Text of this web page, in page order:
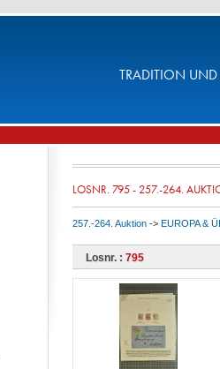
TRADITION UND
LOSNR. 795 - 257.-264.
257.-264. Auktion -> EUROPA &
Losnr. : 795